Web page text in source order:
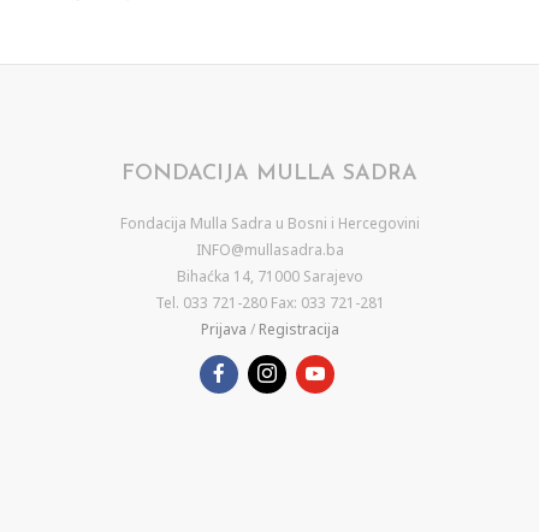
FONDACIJA MULLA SADRA
Fondacija Mulla Sadra u Bosni i Hercegovini
INFO@mullasadra.ba
Bihaćka 14, 71000 Sarajevo
Tel. 033 721-280 Fax: 033 721-281
Prijava / Registracija